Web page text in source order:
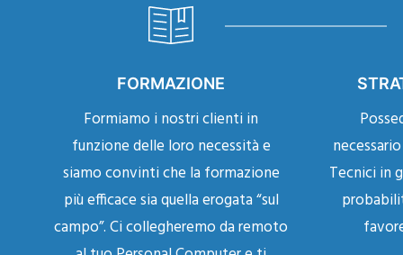
FORMAZIONE
Formiamo i nostri clienti in
funzione delle loro necessità e
siamo convinti che la formazione
più efficace sia quella erogata “sul
campo”.Ci collegheremo da remoto
Tecnici in